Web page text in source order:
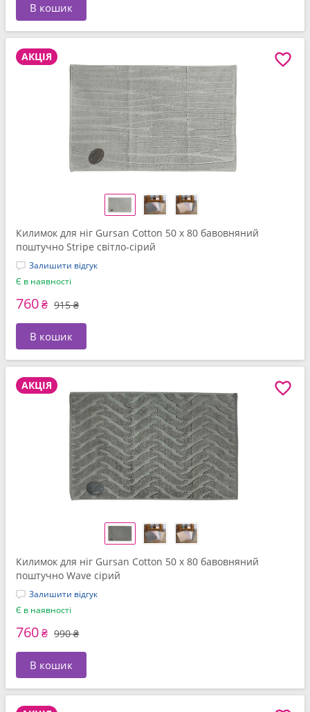
В кошик
АКЦІЯ
Килимок для нiг Gursan Cotton 50 x 80 бавовняний
поштучно Stripe світло-сірий
Залишити відгук
Є в наявності
760₴ 915 ₴
В кошик
АКЦІЯ
Килимок для нiг Gursan Cotton 50 x 80 бавовняний
поштучно Wave сірий
Залишити відгук
Є в наявності
760₴ 990 ₴
В кошик